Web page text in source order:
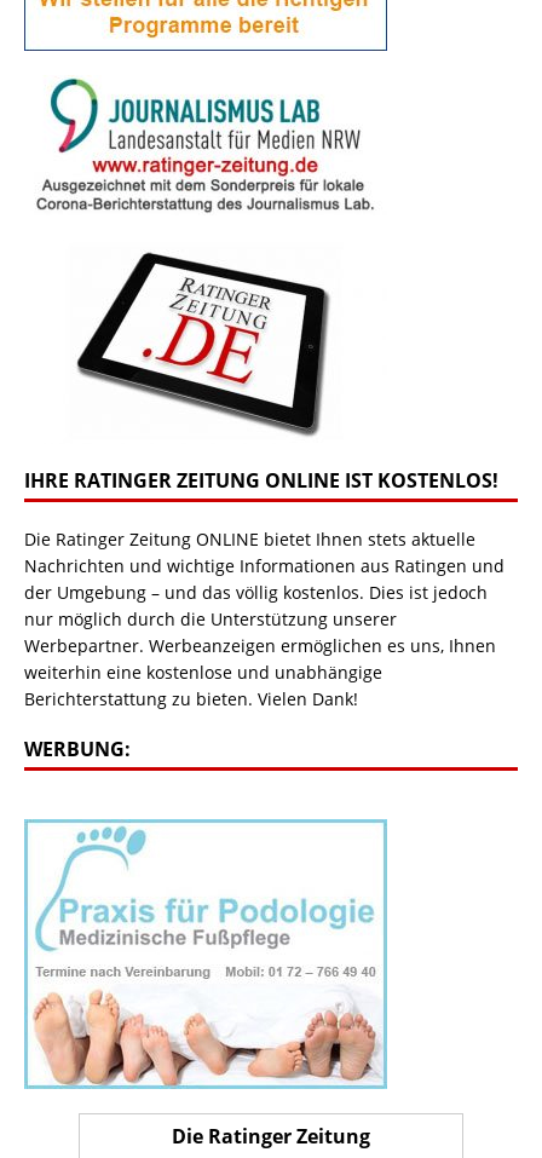
IHRE RATINGER ZEITUNG ONLINE IST KOSTENLOS!
Die Ratinger Zeitung ONLINE bietet Ihnen stets aktuelle
Nachrichten und wichtige Informationen aus Ratingen und
der Umgebung – und das völlig kostenlos. Dies ist jedoch
nur möglich durch die Unterstützung unserer
Werbepartner. Werbeanzeigen ermöglichen es uns, Ihnen
weiterhin eine kostenlose und unabhängige
Berichterstattung zu bieten. Vielen Dank!
WERBUNG:
Die Ratinger Zeitung